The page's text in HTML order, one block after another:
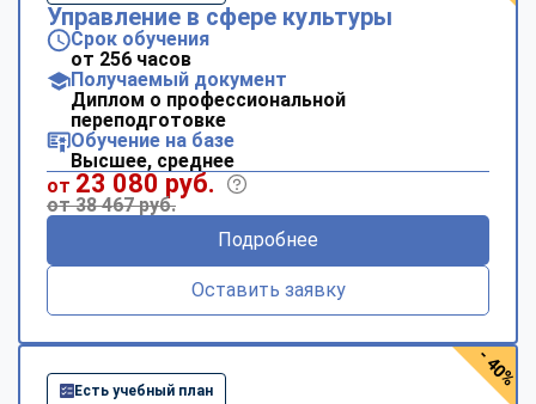
Управление в сфере культуры
Срок обучения
от 256 часов
Получаемый документ
Диплом о профессиональной
переподготовке
Обучение на базе
Высшее, среднее
от 23 080 руб.
от 38 467 руб.
Подробнее
Оставить заявку
Есть учебный план
- 40%